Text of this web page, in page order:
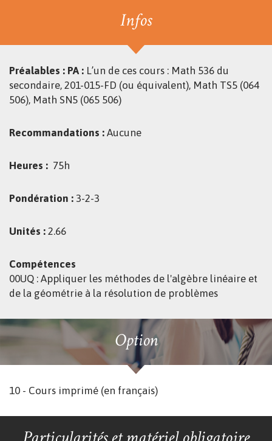
Infos
Préalables : PA : L’un de ces cours : Math 536 du
secondaire, 201-015-FD (ou équivalent), Math TS5 (064
506), Math SN5 (065 506)
Recommandations : Aucune
Heures : 75h
Pondération : 3-2-3
Unités : 2.66
Compétences
00UQ : Appliquer les méthodes de l'algèbre linéaire et
de la géométrie à la résolution de problèmes
Option
10 - Cours imprimé (en français)